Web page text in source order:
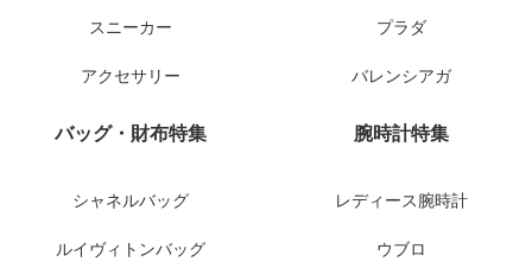
スニーカー
アクセサリー
プラダ
バレンシアガ
バッグ・財布特集
シャネルバッグ
ルイヴィトンバッグ
腕時計特集
レディース腕時計
ウブロ